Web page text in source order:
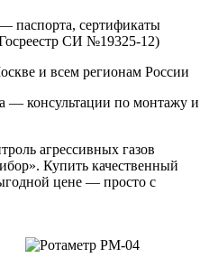
паспорта, сертификаты
СИ №19325-12)
и всем регионам России
— консультации по монтажу и
агрессивных газов
Купить качественный
цене — просто с